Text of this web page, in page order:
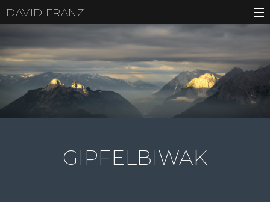
DAVID FRANZ
GIPFELBIWAK